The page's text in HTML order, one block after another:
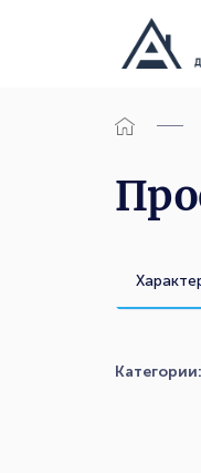
Категории: